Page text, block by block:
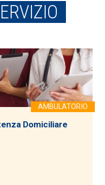
Domiciliare